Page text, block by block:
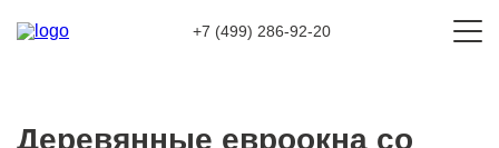
+7 (499) 286-92-20
Деревянные евроокна со